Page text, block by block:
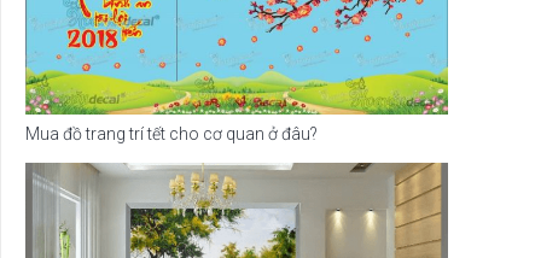
Mua đồ trang trí tết cho cơ quan ở đâu?